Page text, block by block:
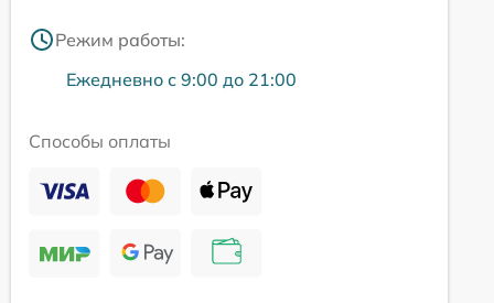
Режим работы:
Ежедневно с 9:00 до 21:00
Способы оплаты